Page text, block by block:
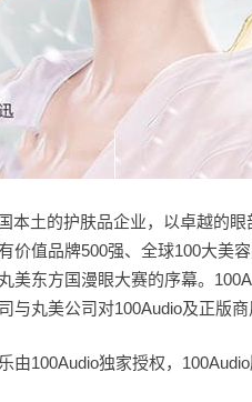
本土的护肤品企业，以卓越的
价值品牌500强、全球100大美
美东方国漫眼大赛的序幕。
与丸美公司对100Audio及正版商
由100Audio独家授权，